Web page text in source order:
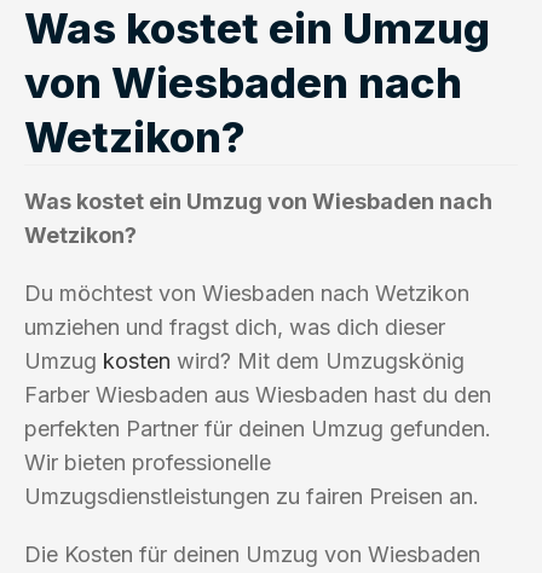
Was kostet ein Umzug
von Wiesbaden nach
Wetzikon?
Was kostet ein Umzug von Wiesbaden nach
Wetzikon?
Du möchtest von Wiesbaden nach Wetzikon
umziehen und fragst dich, was dich dieser
Umzug kosten wird? Mit dem Umzugskönig
Farber Wiesbaden aus Wiesbaden hast du den
perfekten Partner für deinen Umzug gefunden.
Wir bieten professionelle
Umzugsdienstleistungen zu fairen Preisen an.
Die Kosten für deinen Umzug von Wiesbaden